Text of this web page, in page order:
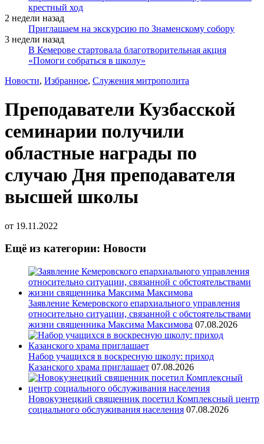
крестный ход
2 недели назад
Приглашаем на экскурсию по Знаменскому собору
3 недели назад
В Кемерове стартовала благотворительная акция
«Помоги собраться в школу»
Новости, Избранное, Служения митрополита
Преподаватели Кузбасской
семинарии получили
областные награды по
случаю Дня преподавателя
высшей школы
от 19.11.2022
Ещё из категории: Новости
Заявление Кемеровского епархиального управления
относительно ситуации, связанной с обстоятельствами
жизни священника Максима Максимова 07.08.2026
Набор учащихся в воскресную школу: приход
Казанского храма приглашает 07.08.2026
Новокузнецкий священник посетил Комплексный центр
социального обслуживания населения 07.08.2026